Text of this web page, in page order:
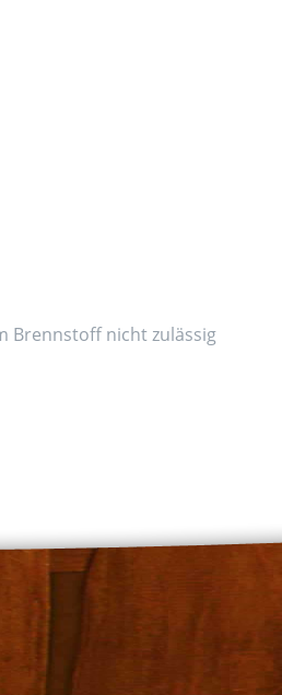
Brennstoff nicht zulässig